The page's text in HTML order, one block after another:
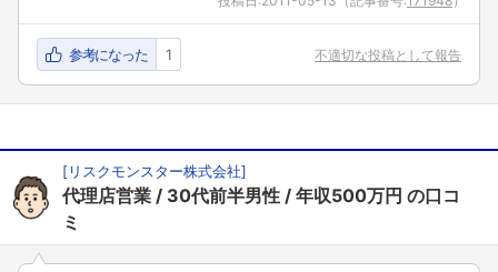
参考になった 1 不適切な投稿として報告
[リスクモンスター株式会社]
代理店営業 30代前半男性 年収500万円 の口コ
ミ